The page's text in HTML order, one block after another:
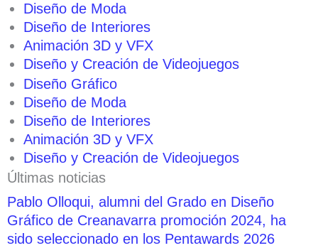
Diseño de Moda
Diseño de Interiores
Animación 3D y VFX
Diseño y Creación de Videojuegos
Diseño Gráfico
Diseño de Moda
Diseño de Interiores
Animación 3D y VFX
Diseño y Creación de Videojuegos
Últimas noticias
Pablo Olloqui, alumni del Grado en Diseño
Gráfico de Creanavarra promoción 2024, ha
sido seleccionado en los Pentawards 2026